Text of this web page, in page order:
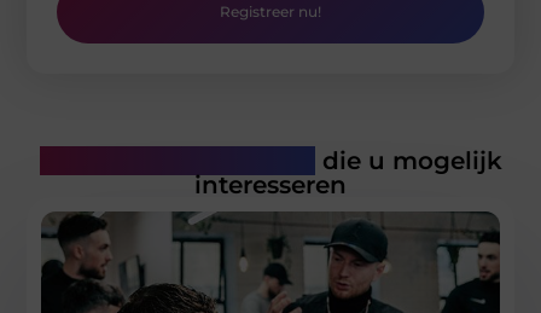
Registreer nu!
die u mogelijk
interesseren